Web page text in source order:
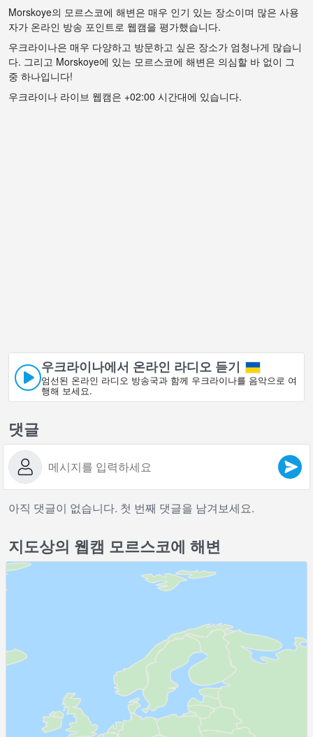
Morskoye의 모르스코에 해변은 매우 인기 있는 장소이며 많은 사용
자가 온라인 방송 포인트로 웹캠을 평가했습니다.
우크라이나은 매우 다양하고 방문하고 싶은 장소가 엄청나게 많습니
다. 그리고 Morskoye에 있는 모르스코에 해변은 의심할 바 없이 그
중 하나입니다!
우크라이나 라이브 웹캠은 +02:00 시간대에 있습니다.
우크라이나에서 온라인 라디오 듣기
엄선된 온라인 라디오 방송국과 함께 우크라이나를 음악으로 여
행해 보세요.
댓글
아직 댓글이 없습니다. 첫 번째 댓글을 남겨보세요.
지도상의 웹캠 모르스코에 해변